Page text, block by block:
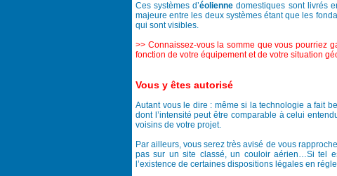
Ces systèmes d’éolienne domestiques sont livrés
majeure entre les deux systèmes étant que les
qui sont visibles.
>> Connaissez-vous la somme que vous pourriez
fonction de votre équipement et de votre situation
Vous y êtes autorisé
Autant vous le dire : même si la technologie a fait
dont l’intensité peut être comparable à celui
voisins de votre projet.
Par ailleurs, vous serez très avisé de vous
pas sur un site classé, un couloir aérien…Si tel
l’existence de certaines dispositions légales en